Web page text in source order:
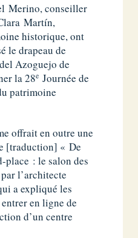
Merino, conseiller
Martín,
historique, ont
le drapeau de
Azoguejo de
la 28e Journée de
patrimoine
offrait en outre une
[traduction] « De
place : le salon des
l’architecte
a expliqué les
en ligne de
d’un centre